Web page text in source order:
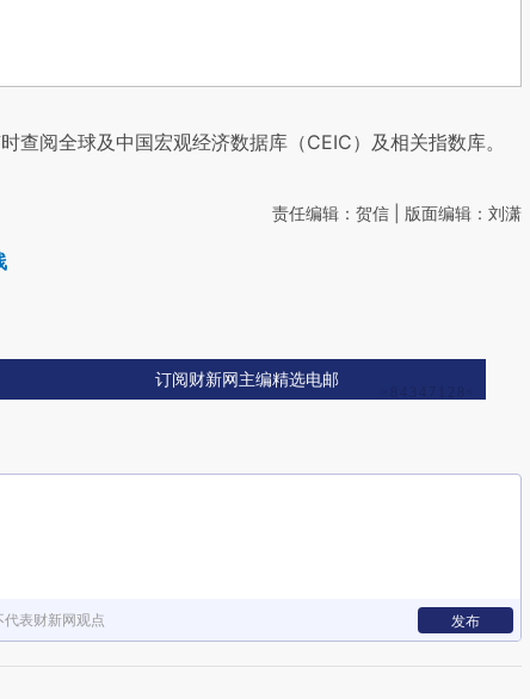
时查阅全球及中国宏观经济数据库（CEIC）及相关指数库。
责任编辑：贺信 | 版面编辑：刘潇
订阅财新网主编精选电邮
表财新网观点 发布